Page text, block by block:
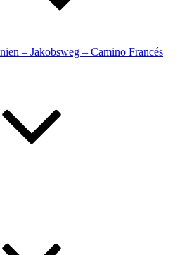
– Jakobsweg – Camino Francés